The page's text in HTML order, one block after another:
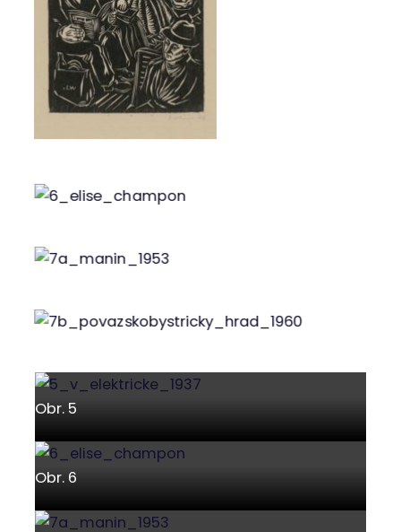
Obr. 5
Obr. 6